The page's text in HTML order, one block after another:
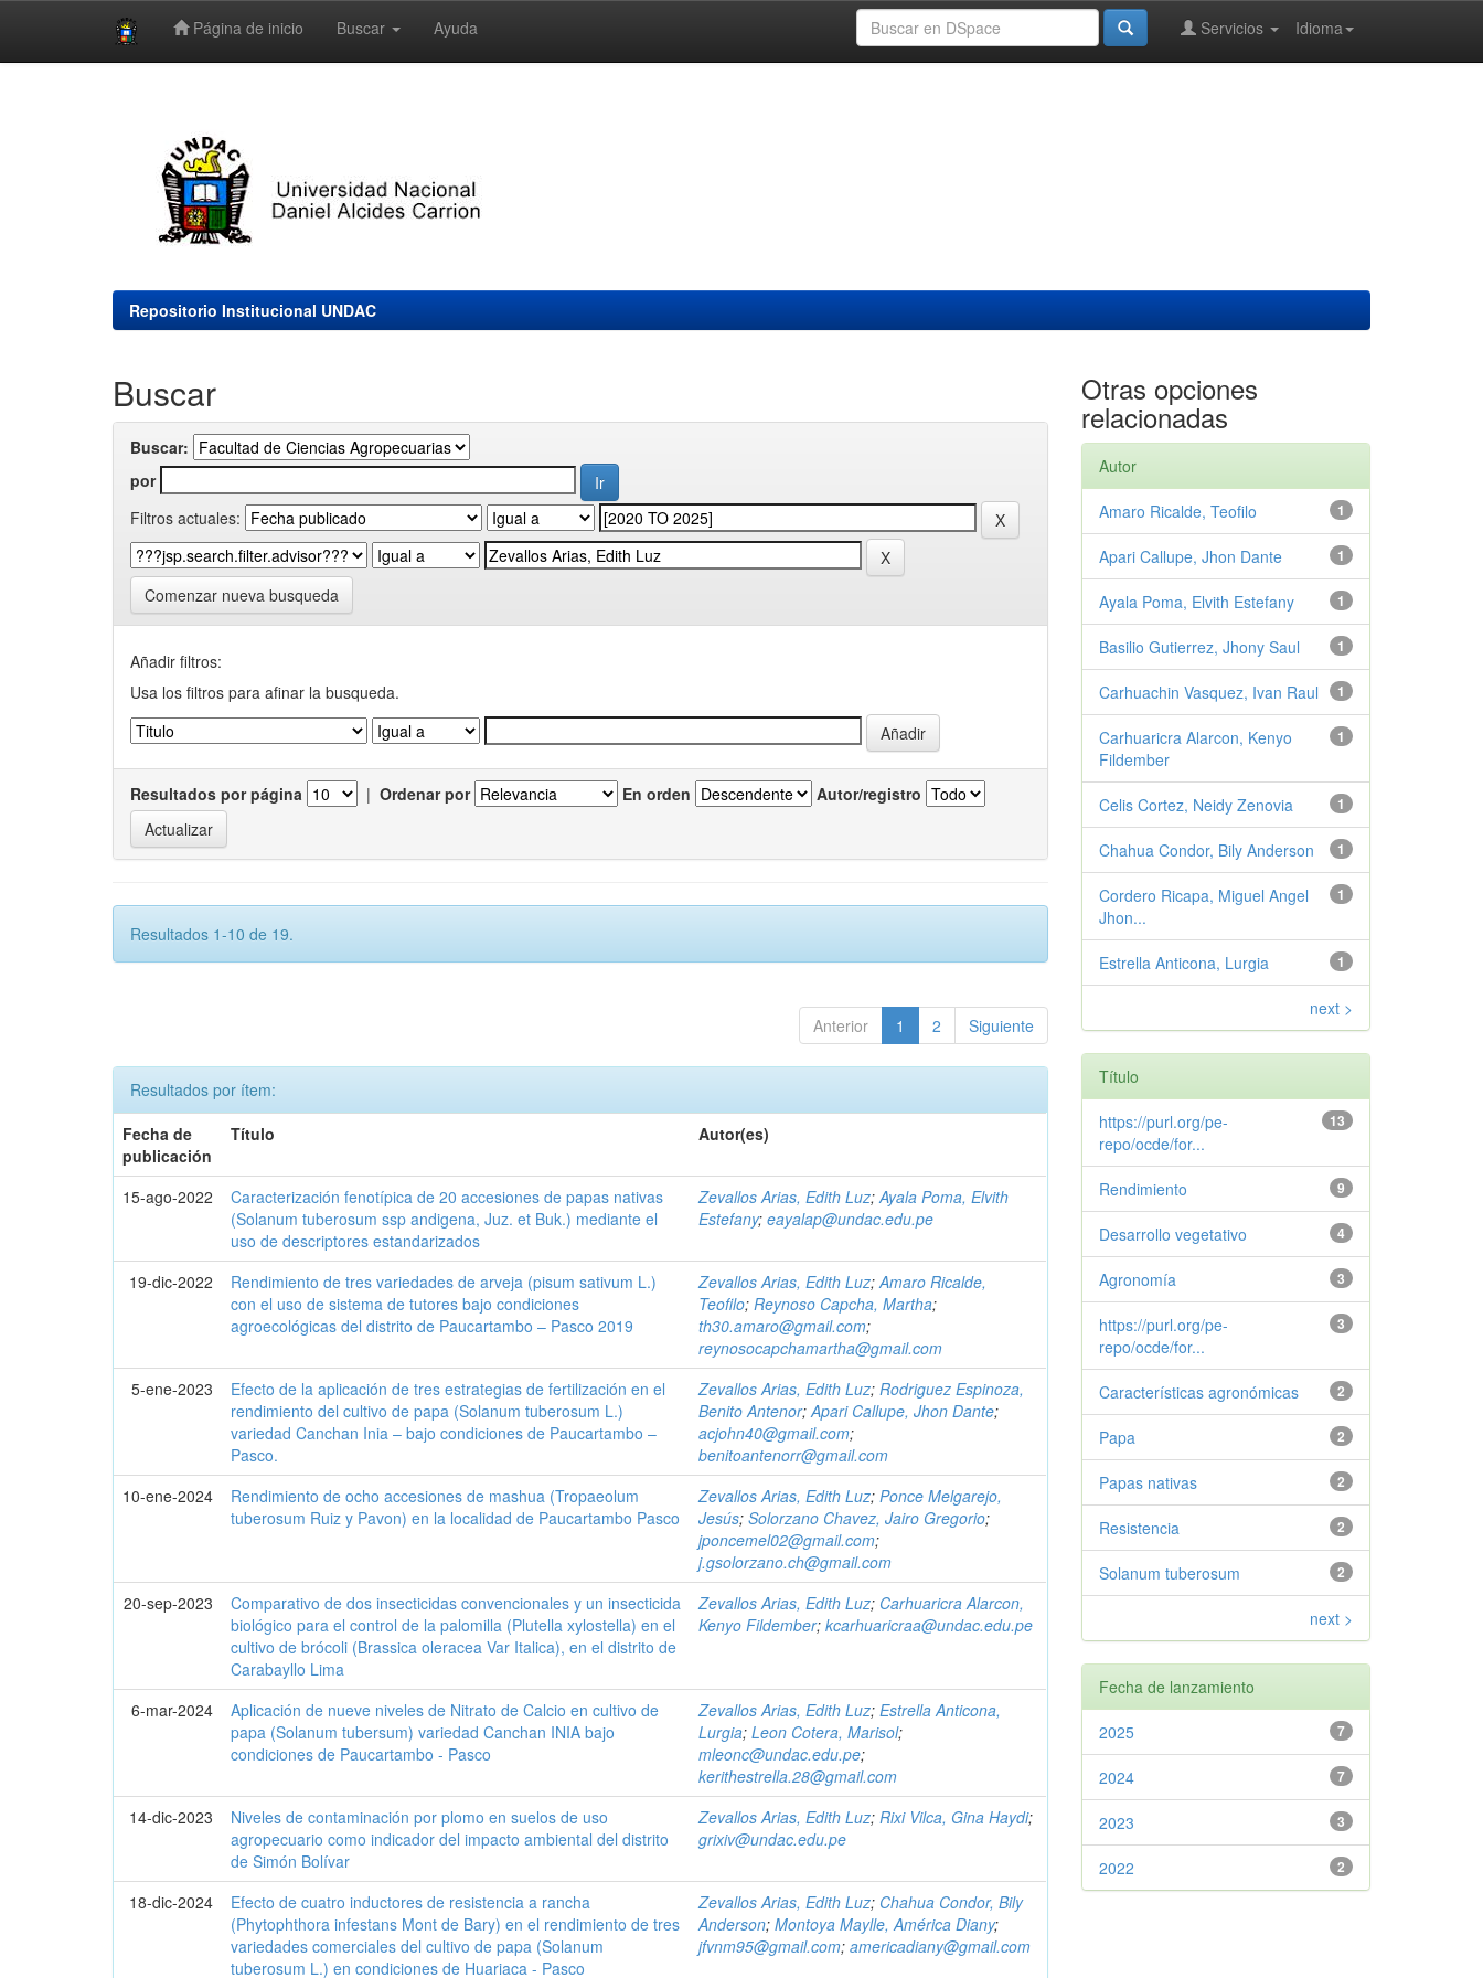
Página de inicio Buscar Ayuda Idioma
Servicios
Repositorio Institucional UNDAC
Buscar
Buscar:
por
Filtros actuales:
Comenzar nueva busqueda
Añadir filtros:
Usa los filtros para afinar la busqueda.
Resultados por página | Ordenar por En orden Autor/registro
Resultados 1-10 de 19.
Anterior 1 2 Siguiente
Resultados por ítem:
Fecha de
publicación
Título Autor(es)
15-ago-2022
Caracterización fenotípica de 20 accesiones de papas nativas
(Solanum tuberosum ssp andigena, Juz. et Buk.) mediante el
uso de descriptores estandarizados
Zevallos Arias, Edith Luz;Ayala Poma, Elvith
Estefany;eayalap@undac.edu.pe
19-dic-2022
Rendimiento de tres variedades de arveja (pisum sativum L.)
con el uso de sistema de tutores bajo condiciones
agroecológicas del distrito de Paucartambo – Pasco 2019
Zevallos Arias, Edith Luz;Amaro Ricalde,
Teofilo;Reynoso Capcha, Martha;
th30.amaro@gmail.com;
reynosocapchamartha@gmail.com
5-ene-2023
Efecto de la aplicación de tres estrategias de fertilización en el
rendimiento del cultivo de papa (Solanum tuberosum L.)
variedad Canchan Inia – bajo condiciones de Paucartambo –
Pasco.
Zevallos Arias, Edith Luz;Rodriguez Espinoza,
Benito Antenor;Apari Callupe, Jhon Dante;
acjohn40@gmail.com;
benitoantenorr@gmail.com
10-ene-2024
Rendimiento de ocho accesiones de mashua (Tropaeolum
tuberosum Ruiz y Pavon) en la localidad de Paucartambo Pasco
Zevallos Arias, Edith Luz;Ponce Melgarejo,
Jesús;Solorzano Chavez, Jairo Gregorio;
jponcemel02@gmail.com;
j.gsolorzano.ch@gmail.com
20-sep-2023
Comparativo de dos insecticidas convencionales y un insecticida
biológico para el control de la palomilla (Plutella xylostella) en el
cultivo de brócoli (Brassica oleracea Var Italica), en el distrito de
Carabayllo Lima
Zevallos Arias, Edith Luz; Carhuaricra Alarcon,
Kenyo Fildember;kcarhuaricraa@undac.edu.pe
6-mar-2024
Aplicación de nueve niveles de Nitrato de Calcio en cultivo de
papa (Solanum tubersum) variedad Canchan INIA bajo
condiciones de Paucartambo - Pasco
Zevallos Arias, Edith Luz;Estrella Anticona,
Lurgia;Leon Cotera, Marisol;
mleonc@undac.edu.pe;
kerithestrella.28@gmail.com
14-dic-2023
Niveles de contaminación por plomo en suelos de uso
agropecuario como indicador del impacto ambiental del distrito
de Simón Bolívar
Zevallos Arias, Edith Luz;Rixi Vilca, Gina Haydi;
grixiv@undac.edu.pe
18-dic-2024
Efecto de cuatro inductores de resistencia a rancha
(Phytophthora infestans Mont de Bary) en el rendimiento de tres
variedades comerciales del cultivo de papa (Solanum
tuberosum L.) en condiciones de Huariaca - Pasco
Zevallos Arias, Edith Luz; Chahua Condor, Bily
Anderson;Montoya Maylle, América Diany;
jfvnm95@gmail.com;americadiany@gmail.com
Otras opciones
relacionadas
Autor
1
Amaro Ricalde, Teofilo
1
Apari Callupe, Jhon Dante
1
Ayala Poma, Elvith Estefany
1
Basilio Gutierrez, Jhony Saul
1
Carhuachin Vasquez, Ivan Raul
1
Carhuaricra Alarcon, Kenyo
Fildember
1
Celis Cortez, Neidy Zenovia
1
Chahua Condor, Bily Anderson
1
Cordero Ricapa, Miguel Angel
Jhon...
1
Estrella Anticona, Lurgia
next >
Título
13
https://purl.org/pe-
repo/ocde/for...
9
Rendimiento
4
Desarrollo vegetativo
3
Agronomía
3
https://purl.org/pe-
repo/ocde/for...
2
Características agronómicas
2
Papa
2
Papas nativas
2
Resistencia
2
Solanum tuberosum
next >
Fecha de lanzamiento
7
2025
7
2024
3
2023
2
2022